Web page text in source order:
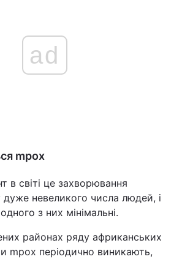
ad
mpox
в світі це захворювання
дуже невеликого числа людей, і
з них мінімальні.
районах ряду африканських
mpox періодично виникають,